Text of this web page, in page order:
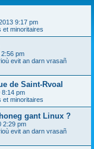
9:17 pm
et minoritaires
2:56 pm
evit an darn vrasañ
de Saint-Rvoal
8:14 pm
et minoritaires
gant Linux ?
2:29 pm
evit an darn vrasañ